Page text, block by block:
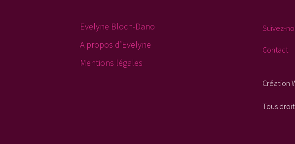
Evelyne Bloch-Dano
A propos d’Evelyne
Mentions légales
Suivez-
Contact
Création
Tous